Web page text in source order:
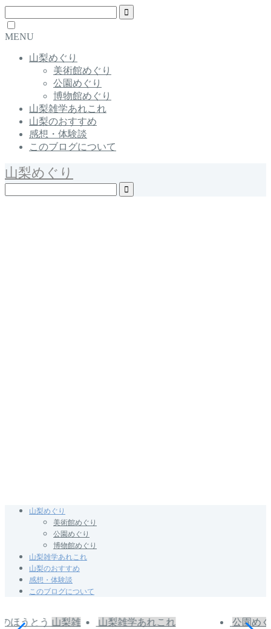
MENU
山梨めぐり
美術館めぐり
公園めぐり
博物館めぐり
山梨雑学あれこれ
山梨のおすすめ
感想・体験談
このブログについて
山梨めぐり
山梨めぐり
美術館めぐり
公園めぐり
博物館めぐり
山梨雑学あれこれ
山梨のおすすめ
感想・体験談
このブログについて
山梨雑
山梨雑学あれこれ
公園め